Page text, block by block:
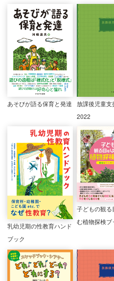
あそびが語る保育と発達
放課後児童支
2022
乳幼児期の性教育ハンド
ブック
子どもの観る
む植物探検ブ